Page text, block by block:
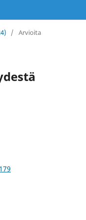
/ Arvioita